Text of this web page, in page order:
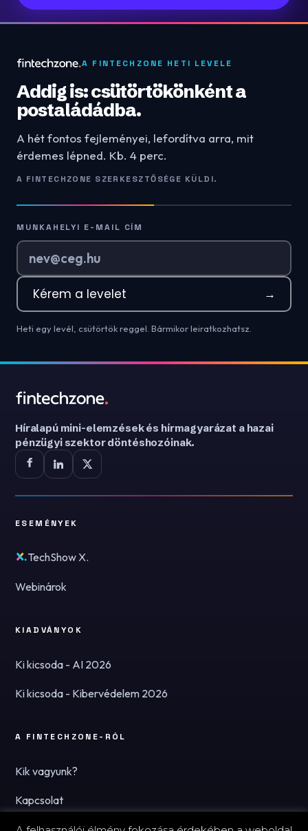
A FINTECHZONE HETI LEVELE
Addig is: csütörtökönként a
postaládádba.
A hét fontos fejleményei, lefordítva arra, mit
érdemes lépned. Kb. 4 perc.
A FINTECHZONE SZERKESZTŐSÉGE KÜLDI.
MUNKAHELYI E-MAIL CÍM
Kérem a levelet →
Heti egy levél, csütörtök reggel. Bármikor leiratkozhatsz.
Híralapú mini-elemzések és hírmagyarázat a hazai
pénzügyi szektor döntéshozóinak.
ESEMÉNYEK
TechShow X.
Webinárok
KIADVÁNYOK
Ki kicsoda - AI 2026
Ki kicsoda - Kibervédelem 2026
A FINTECHZONE-RÓL
Kik vagyunk?
Kapcsolat